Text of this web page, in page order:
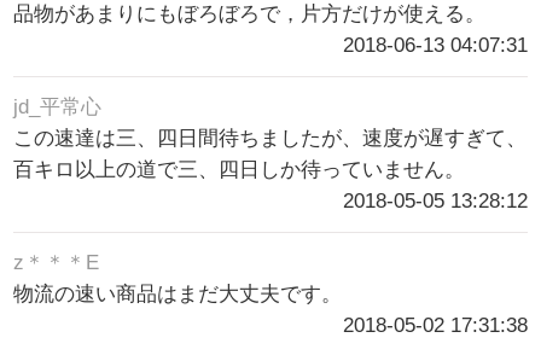
品物があまりにもぼろぼろで，片方だけが使える。
2018-06-13 04:07:31
jd_平常心
この速達は三、四日間待ちましたが、速度が遅すぎて、
百キロ以上の道で三、四日しか待っていません。
2018-05-05 13:28:12
z＊＊＊E
物流の速い商品はまだ大丈夫です。
2018-05-02 17:31:38